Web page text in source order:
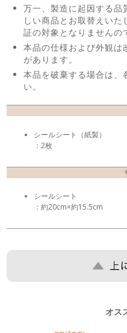
万一、製造に起因する品
しい商品とお取替えい
証の対象となりませんの
本品の仕様および外観は
があります。
本品を破棄する場合は、
い。
シールシート（紙製）
：2枚
シールシート
：約20cm×約15.5cm
オス